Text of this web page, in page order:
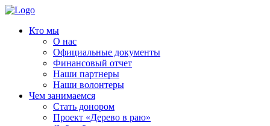
Кто мы
О нас
Официальные документы
Финансовый отчет
Наши партнеры
Наши волонтеры
Чем занимаемся
Стать донором
Проект «Дерево в раю»